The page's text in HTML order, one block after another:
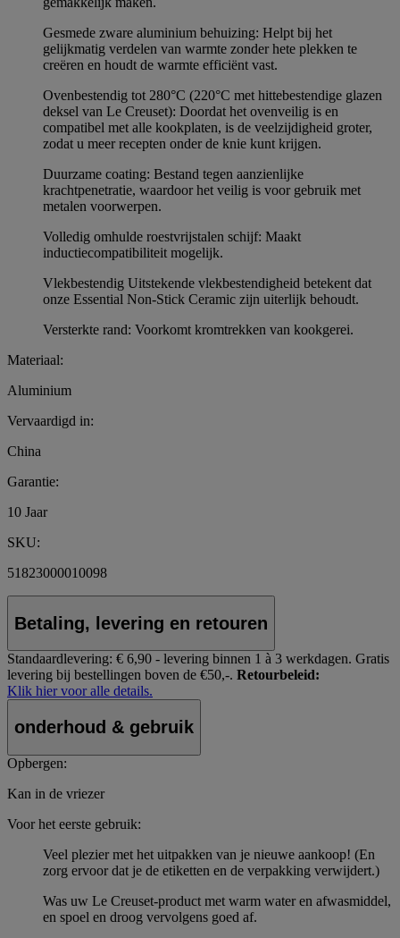
Gesmede zware aluminium behuizing: Helpt bij het
gelijkmatig verdelen van warmte zonder hete plekken te
creëren en houdt de warmte efficiënt vast.
Ovenbestendig tot 280°C (220°C met hittebestendige glazen
deksel van Le Creuset): Doordat het ovenveilig is en
compatibel met alle kookplaten, is de veelzijdigheid groter,
zodat u meer recepten onder de knie kunt krijgen.
Duurzame coating: Bestand tegen aanzienlijke
krachtpenetratie, waardoor het veilig is voor gebruik met
metalen voorwerpen.
Volledig omhulde roestvrijstalen schijf: Maakt
inductiecompatibiliteit mogelijk.
Vlekbestendig Uitstekende vlekbestendigheid betekent dat
onze Essential Non-Stick Ceramic zijn uiterlijk behoudt.
Versterkte rand: Voorkomt kromtrekken van kookgerei.
Materiaal:
Aluminium
Vervaardigd in:
China
Garantie:
10 Jaar
SKU:
51823000010098
Betaling, levering en retouren
Standaardlevering: € 6,90 - levering binnen 1 à 3 werkdagen. Gratis
levering bij bestellingen boven de €50,-. Retourbeleid:
Klik hier voor alle details.
onderhoud & gebruik
Opbergen:
Kan in de vriezer
Voor het eerste gebruik:
Veel plezier met het uitpakken van je nieuwe aankoop! (En
zorg ervoor dat je de etiketten en de verpakking verwijdert.)
Was uw Le Creuset-product met warm water en afwasmiddel,
en spoel en droog vervolgens goed af.